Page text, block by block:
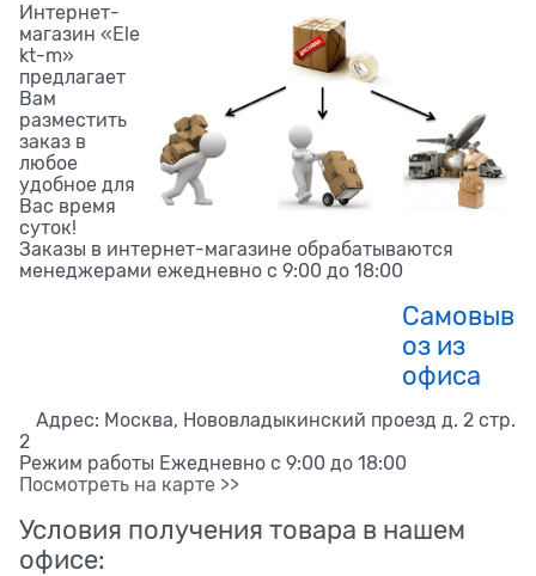
Интернет-
магазин «Ele
kt-m»
предлагает
Вам
разместить
заказ в
любое
удобное для
Вас время
суток!
Заказы в интернет-магазине обрабатываются
менеджерами ежедневно с 9:00 до 18:00
Самовыв
оз из
офиса
Адрес: Москва, Нововладыкинский проезд д. 2 стр.
2
Режим работы Ежедневно с 9:00 до 18:00
Посмотреть на карте >>
Условия получения товара в нашем
офисе: